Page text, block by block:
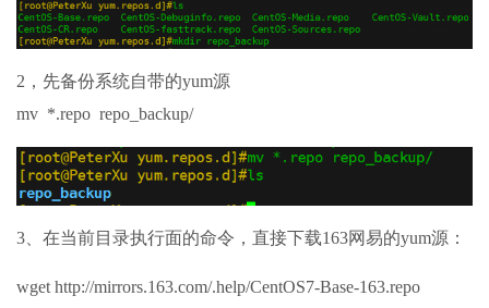
2，先备份系统自带的yum源
mv *.repo repo_backup/
3、在当前目录执行面的命令，直接下载163网易的yum源：
wget http://mirrors.163.com/.help/CentOS7-Base-163.repo